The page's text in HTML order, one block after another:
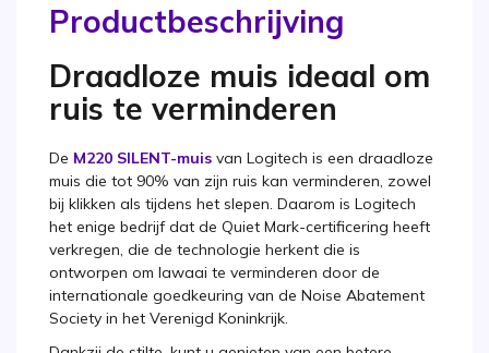
Productbeschrijving
Draadloze muis ideaal om
ruis te verminderen
De M220 SILENT-muis van Logitech is een draadloze
muis die tot 90% van zijn ruis kan verminderen, zowel
bij klikken als tijdens het slepen. Daarom is Logitech
het enige bedrijf dat de Quiet Mark-certificering heeft
verkregen, die de technologie herkent die is
ontworpen om lawaai te verminderen door de
internationale goedkeuring van de Noise Abatement
Society in het Verenigd Koninkrijk.